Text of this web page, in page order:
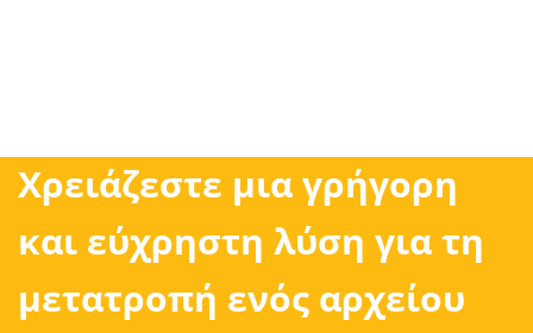
Χρειάζεστε μια γρήγορη
και εύχρηστη λύση για τη
μετατροπή ενός αρχείου